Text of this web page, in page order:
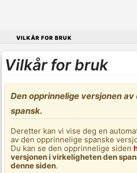
VILKÅR FOR BRUK
Vilkår for bruk
Den opprinnelige versjonen av
spansk.
Deretter kan vi vise deg en
av den opprinnelige spanske
Du kan se den opprinnelige siden
versjonen i virkeligheten den
denne siden.